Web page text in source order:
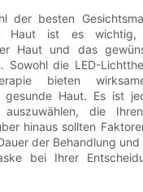
der besten
Haut ist es wichtig,
Haut und das
Sowohl die LED-
bieten
gesunde Haut. Es ist
auszuwählen, die
hinaus sollten
der Behandlung
bei Ihrer